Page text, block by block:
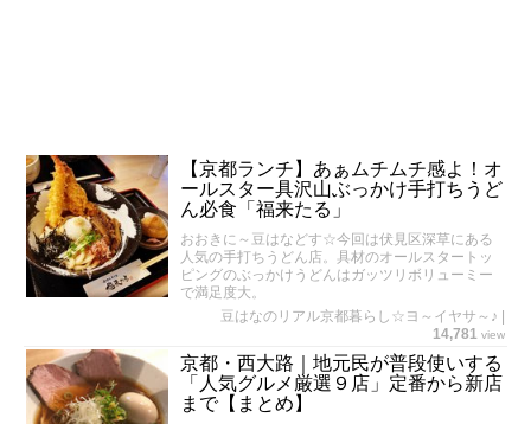
【京都ランチ】あぁムチムチ感よ！オ
ールスター具沢山ぶっかけ手打ちうど
ん必食「福来たる」
おおきに～豆はなどす☆今回は伏見区深草にある
人気の手打ちうどん店。具材のオールスタートッ
ピングのぶっかけうどんはガッツリボリューミー
で満足度大。
豆はなのリアル京都暮らし☆ヨ～イヤサ～♪
14,781 view
京都・西大路｜地元民が普段使いする
「人気グルメ厳選９店」定番から新店
まで【まとめ】